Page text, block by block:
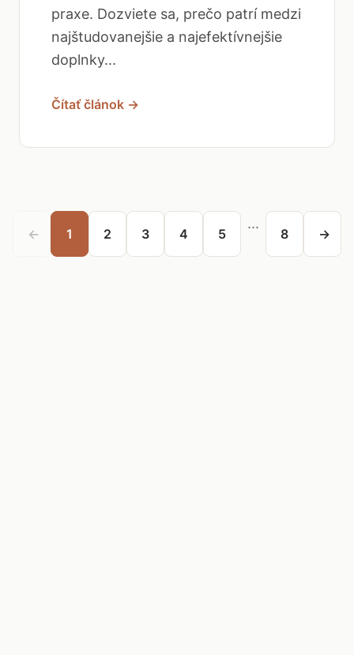
praxe. Dozviete sa, prečo patrí medzi
najštudovanejšie a najefektívnejšie
doplnky...
Čítať článok →
← 1 2 3 4 5
...
8 →